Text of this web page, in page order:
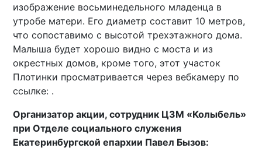
изображение восьминедельного младенца в
утробе матери. Его диаметр составит 10 метров,
что сопоставимо с высотой трехэтажного дома.
Малыша будет хорошо видно с моста и из
окрестных домов, кроме того, этот участок
Плотинки просматривается через вебкамеру по
ссылке: .
Организатор акции, сотрудник ЦЗМ «Колыбель»
при Отделе социального служения
Екатеринбургской епархии Павел Бызов: